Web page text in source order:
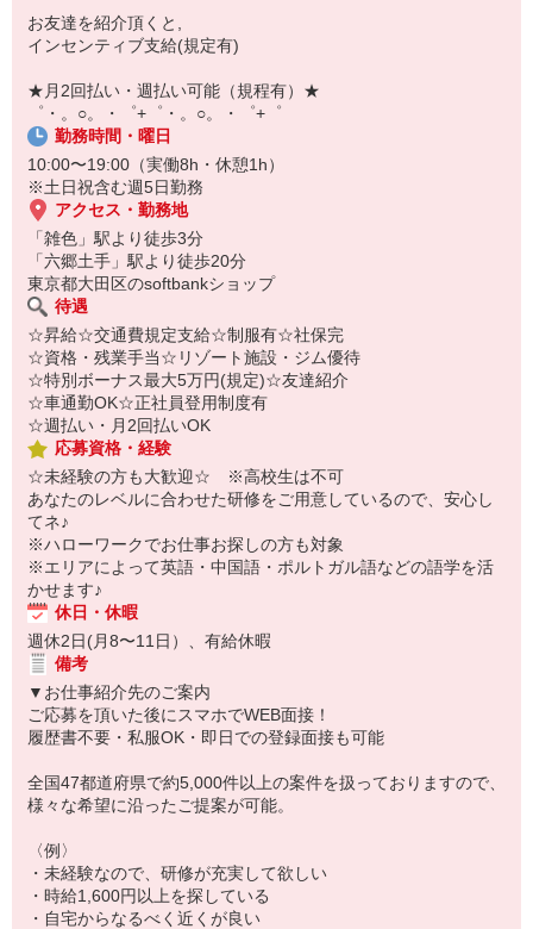
上場/優良/大手企業など
【スマホ面接実施中】
￣￣￣￣￣￣￣￣￣
自宅に居ながらスマホでカンタン面接OK！
オンライン面談なのでスピード対応。
お友達を紹介頂くと,
インセンティブ支給(規定有)
★月2回払い・週払い可能（規程有）★
゜・。○。・゜+゜・。○。・゜+゜
勤務時間・曜日
10:00〜19:00（実働8h・休憩1h）
※土日祝含む週5日勤務
アクセス・勤務地
「雑色」駅より徒歩3分
「六郷土手」駅より徒歩20分
東京都大田区のsoftbankショップ
待遇
☆昇給☆交通費規定支給☆制服有☆社保完
☆資格・残業手当☆リゾート施設・ジム優待
☆特別ボーナス最大5万円(規定)☆友達紹介
☆車通勤OK☆正社員登用制度有
☆週払い・月2回払いOK
応募資格・経験
☆未経験の方も大歓迎☆ ※高校生は不可
あなたのレベルに合わせた研修をご用意しているので、安心し
てネ♪
※ハローワークでお仕事お探しの方も対象
※エリアによって英語・中国語・ポルトガル語などの語学を活
かせます♪
休日・休暇
週休2日(月8〜11日）、有給休暇
備考
▼お仕事紹介先のご案内
ご応募を頂いた後にスマホでWEB面接！
履歴書不要・私服OK・即日での登録面接も可能
全国47都道府県で約5,000件以上の案件を扱っておりますので、
様々な希望に沿ったご提案が可能。
〈例〉
・未経験なので、研修が充実して欲しい
・時給1,600円以上を探している
・自宅からなるべく近くが良い